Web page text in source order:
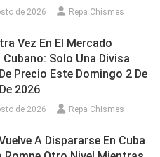
de 2026 Repa Chismes
Vez En El Mercado
Cubano: Solo Una Divisa
Precio Este Domingo 2 De
2026
de 2026 Repa Chismes
A Dispararse En Cuba